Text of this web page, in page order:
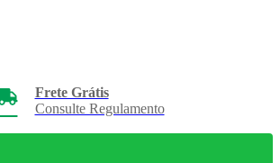
Frete Grátis
Consulte Regulamento